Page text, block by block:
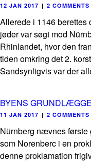
12 JAN 2017 | 2 COMMENTS
Allerede i 1146 berettes
jøder var søgt mod
Rhinlandet, hvor den
tiden omkring det 2.
Sandsynligvis var der
BYENS
11 JAN 2017 | 2 COMMENTS
Nürnberg nævnes første
som Norenberc i en
denne proklamation